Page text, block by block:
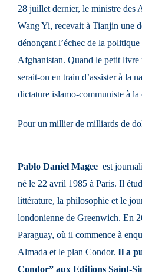
28 juillet dernier, le ministre des
Wang Yi, recevait à Tianjin une
dénonçant l’échec de la
Afghanistan. Quand le petit livre
serait-on en train d’assister à la
dictature islamo-communiste à
Pour un millier de milliards de
Pablo Daniel Magee est
né le 22 avril 1985 à Paris. Il
littérature, la philosophie et le
londonienne de Greenwich. En
Paraguay, où il commence à
Almada et le plan Condor. Il a
Condor” aux Editions Saint-